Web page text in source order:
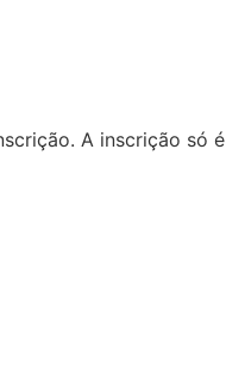
A inscrição só